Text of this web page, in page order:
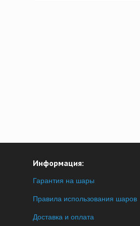
Информация:
Гарантия на шары
Правила использования шаров
Доставка и оплата